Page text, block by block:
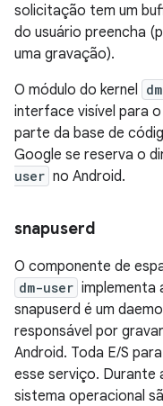
solicitação tem um
do usuário preencha
uma gravação).
O módulo do kernel
interface visível para
parte da base de
Google se reserva o
user no Android.
snapuserd
O componente de
dm-user implementa
snapuserd é um
responsável por
Android. Toda E/S
esse serviço. Durante
sistema operacional